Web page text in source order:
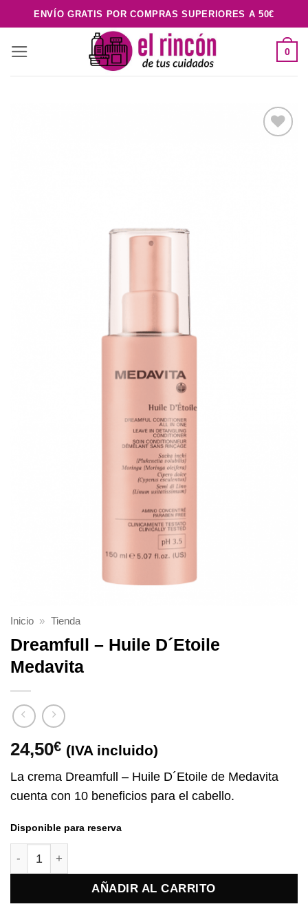
al
contenido
ENVÍO GRATIS POR COMPRAS SUPERIORES A 50€
0
Inicio » Tienda
Dreamfull – Huile D´Etoile
Medavita
24,50€ (IVA incluido)
La crema Dreamfull – Huile D´Etoile de Medavita
cuenta con 10 beneficios para el cabello.
Disponible para reserva
AÑADIR AL CARRITO